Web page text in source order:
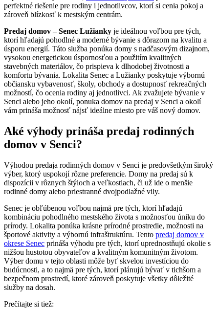
perfektné riešenie pre rodiny i jednotlivcov, ktorí si cenia pokoj a
zároveň blízkosť k mestským centrám.
Predaj domov – Senec Lužianky je ideálnou voľbou pre tých,
ktorí hľadajú pohodlné a moderné bývanie s dôrazom na kvalitu a
úsporu energií. Táto služba ponúka domy s nadčasovým dizajnom,
vysokou energetickou úspornosťou a použitím kvalitných
stavebných materiálov, čo prispieva k dlhodobej životnosti a
komfortu bývania. Lokalita Senec a Lužianky poskytuje výbornú
občiansku vybavenosť, školy, obchody a dostupnosť rekreačných
možností, čo ocenia rodiny aj jednotlivci. Ak zvažujete bývanie v
Senci alebo jeho okolí, ponuka domov na predaj v Senci a okolí
vám prináša možnosť nájsť ideálne miesto pre váš nový domov.
Aké výhody prináša predaj rodinných
domov v Senci?
Výhodou predaja rodinných domov v Senci je predovšetkým široký
výber, ktorý uspokojí rôzne preferencie. Domy na predaj sú k
dispozícii v rôznych štýloch a veľkostiach, či už ide o menšie
rodinné domy alebo priestranné dvojpodlažné vily.
Senec je obľúbenou voľbou najmä pre tých, ktorí hľadajú
kombináciu pohodlného mestského života s možnosťou úniku do
prírody. Lokalita ponúka krásne prírodné prostredie, možnosti na
športové aktivity a výbornú infraštruktúru. Tento predaj domov v
okrese Senec prináša výhodu pre tých, ktorí uprednostňujú okolie s
nižšou hustotou obyvateľov a kvalitným komunitným životom.
Výber domu v tejto oblasti môže byť skvelou investíciou do
budúcnosti, a to najmä pre tých, ktorí plánujú bývať v tichšom a
bezpečnom prostredí, ktoré zároveň poskytuje všetky dôležité
služby na dosah.
Prečítajte si tiež: